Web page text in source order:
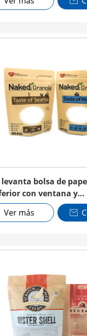
levanta bolsa de
con ventana y
Ver más 